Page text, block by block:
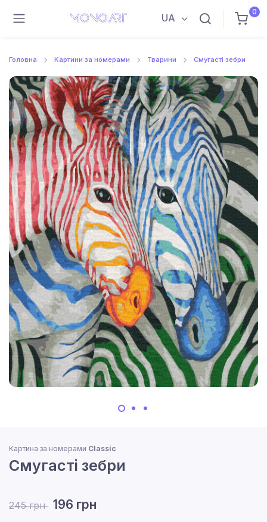
UA
0
Головна Картини за номерами Тварини Смугасті зебри
Картина за номерами Classic
Смугасті зебри
245 грн 196 грн